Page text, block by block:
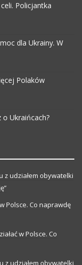
Policjantka
dla Ukrainy. W
Polaków
o Ukraińcach?
z udziałem obywatelki
Polsce. Co naprawdę
w Polsce. Co
z udziałem obywatelki